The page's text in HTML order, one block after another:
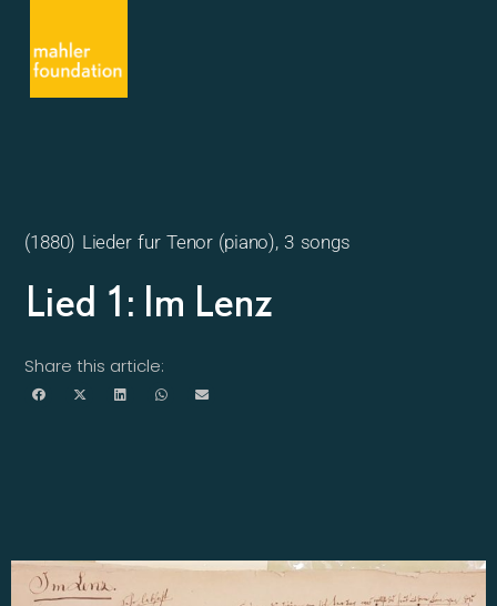
(1880) Lieder fur Tenor (piano), 3 songs
Lied 1: Im Lenz
Share this article: